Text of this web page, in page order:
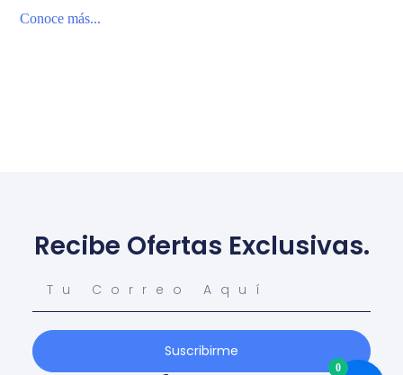
Conoce más...
Recibe Ofertas Exclusivas.
Suscribirme
0